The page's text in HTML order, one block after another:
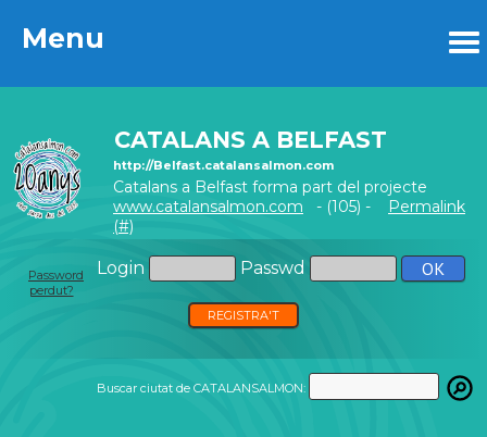
Menu
CATALANS A BELFAST
http://Belfast.catalansalmon.com
Catalans a Belfast forma part del projecte
www.catalansalmon.com - (105) -
Permalink
(#)
Login Passwd
Password
perdut?
REGISTRA'T
Buscar ciutat de CATALANSALMON:
Menu